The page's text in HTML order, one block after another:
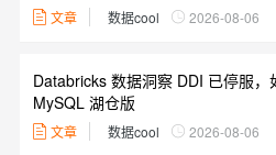
文章 数据cool 2026-08-06
Databricks 数据洞察 DDI 已停服
MySQL 湖仓版
文章 数据cool 2026-08-06